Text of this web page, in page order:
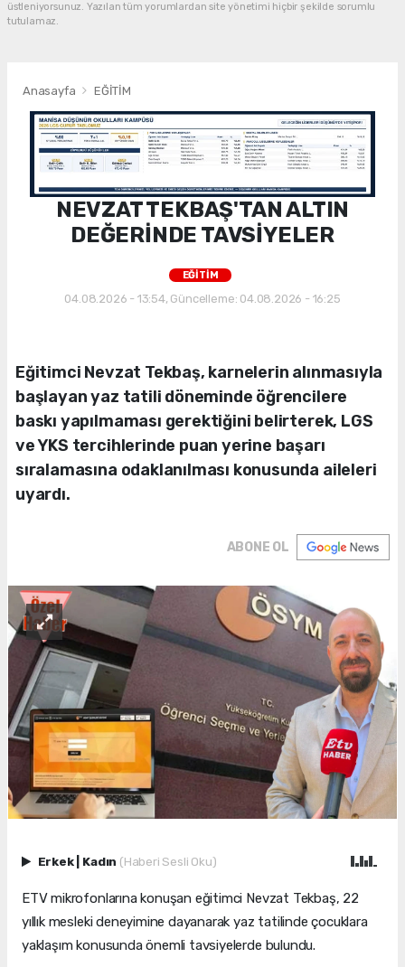
üstleniyorsunuz. Yazılan tüm yorumlardan site yönetimi hiçbir şekilde sorumlu
tutulamaz.
Anasayfa EĞİTİM
NEVZAT TEKBAŞ'TAN ALTIN
DEĞERİNDE TAVSİYELER
EĞİTİM
04.08.2026 - 13:54, Güncelleme: 04.08.2026 - 16:25
Eğitimci Nevzat Tekbaş, karnelerin alınmasıyla
başlayan yaz tatili döneminde öğrencilere
baskı yapılmaması gerektiğini belirterek, LGS
ve YKS tercihlerinde puan yerine başarı
sıralamasına odaklanılması konusunda aileleri
uyardı.
ABONE OL
Erkek Kadın (Haberi Sesli Oku)
ETV mikrofonlarına konuşan eğitimci Nevzat Tekbaş, 22
yıllık mesleki deneyimine dayanarak yaz tatilinde çocuklara
yaklaşım konusunda önemli tavsiyelerde bulundu.